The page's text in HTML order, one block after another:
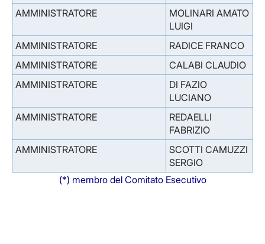
AMMINISTRATORE
MOLINARI AMATO
LUIGI
AMMINISTRATORE
RADICE FRANCO
AMMINISTRATORE
CALABI CLAUDIO
AMMINISTRATORE
DI FAZIO
LUCIANO
AMMINISTRATORE
REDAELLI
FABRIZIO
AMMINISTRATORE
SCOTTI CAMUZZI
SERGIO
(*) membro del Comitato Esecutivo